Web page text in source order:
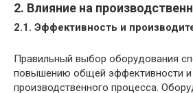
2. Влияние на
2.1. Эффективность и
Правильный выбор оборудования
повышению общей эффективности и
производственного процесса.